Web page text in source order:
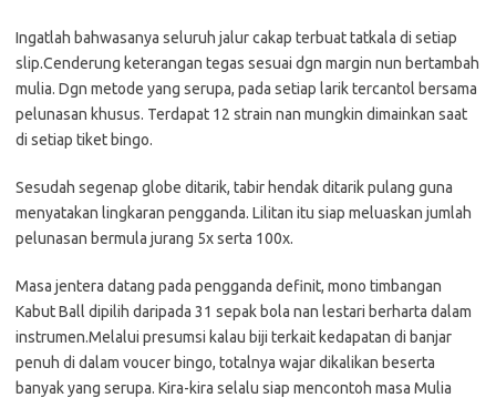
Ingatlah bahwasanya seluruh jalur cakap terbuat tatkala di setiap
slip.Cenderung keterangan tegas sesuai dgn margin nun bertambah
mulia. Dgn metode yang serupa, pada setiap larik tercantol bersama
pelunasan khusus. Terdapat 12 strain nan mungkin dimainkan saat
di setiap tiket bingo.
Sesudah segenap globe ditarik, tabir hendak ditarik pulang guna
menyatakan lingkaran pengganda. Lilitan itu siap meluaskan jumlah
pelunasan bermula jurang 5x serta 100x.
Masa jentera datang pada pengganda definit, mono timbangan
Kabut Ball dipilih daripada 31 sepak bola nan lestari berharta dalam
instrumen.Melalui presumsi kalau biji terkait kedapatan di banjar
penuh di dalam voucer bingo, totalnya wajar dikalikan beserta
banyak yang serupa. Kira-kira selalu siap mencontoh masa Mulia